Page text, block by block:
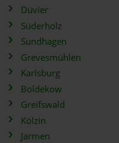
Düvier
Süderholz
Sundhagen
Grevesmühlen
Karlsburg
Boldekow
Greifswald
Kölzin
Jarmen